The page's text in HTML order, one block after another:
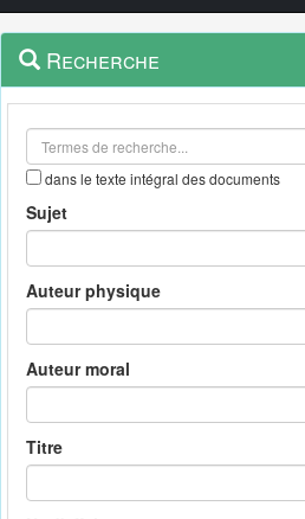
Navigation
outils
Menu
contextuel
Recherche
dans le texte intégral des documents
Sujet
Auteur physique
Auteur moral
Titre